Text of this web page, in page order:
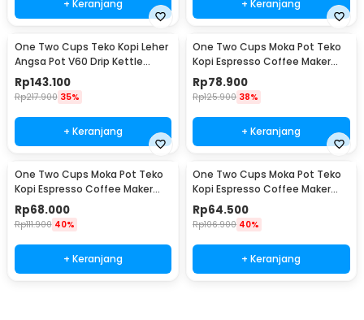
+ Keranjang + Keranjang
One Two Cups Teko Kopi Leher
Angsa Pot V60 Drip Kettle
960ml - RF-15
Rp143.100
Rp217.900 35%
+ Keranjang
One Two Cups Moka Pot Teko
Kopi Espresso Coffee Maker
Stovetop 6 Cup 300ml - Z21
Rp78.900
Rp125.900 38%
+ Keranjang
One Two Cups Moka Pot Teko
Kopi Espresso Coffee Maker
Stovetop 4 Cup 200ml - Z21
Rp68.000
Rp111.900 40%
+ Keranjang
One Two Cups Moka Pot Teko
Kopi Espresso Coffee Maker
Stovetop 2 Cup 100ml - Z21
Rp64.500
Rp106.900 40%
+ Keranjang